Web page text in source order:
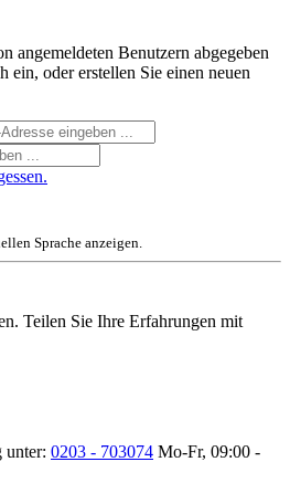
angemeldeten Benutzern abgegeben
ein, oder erstellen Sie einen neuen
Sprache anzeigen.
Teilen Sie Ihre Erfahrungen mit
unter: 0203 - 703074 Mo-Fr, 09:00 -